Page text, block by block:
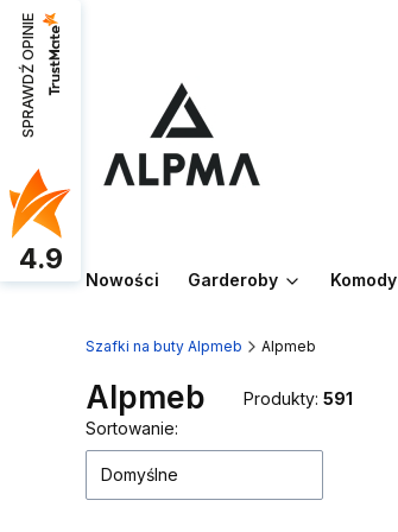
Nowości Garderoby Komody
Szafki na buty Alpmeb Alpmeb
Alpmeb Produkty: 591
Lista produktów
Sortowanie:
Domyślne
SPRAWDŹ OPINIE
4.9